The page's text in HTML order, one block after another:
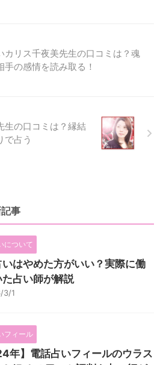
カリス千夜美先生の口コミは？魂
手の感情を読み取る！
生の口コミは？縁結
で占う
事
について
いはやめた方がいい？実際に働
た占い師が解説
3/1
フィール
年】電話占いフィールのウラス